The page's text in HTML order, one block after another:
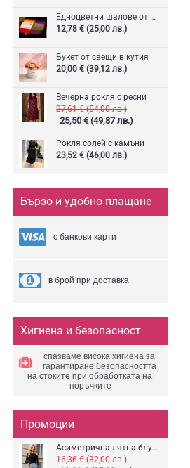
Едноцветни шалове от кашмир
12,78 € (25,00 лв.)
Букет от свещи в кутия
20,00 € (39,12 лв.)
Вечерна рокля с ресни
27,61 € (54,00 лв.)
25,50 € (49,87 лв.)
Рокля солей с камъни
23,52 € (46,00 лв.)
Бързо и удобно плащане
с банкови карти
в брой при доставка
Хигиена и безопасност
спазваме висока хигиена за
гарантиране безопасността
на стоките при обработката на
поръчките
Промоции
Асиметрична лятна блуза
16,36 € (32,00 лв.)